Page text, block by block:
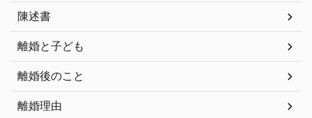
陳述書
離婚と子ども
離婚後のこと
離婚理由